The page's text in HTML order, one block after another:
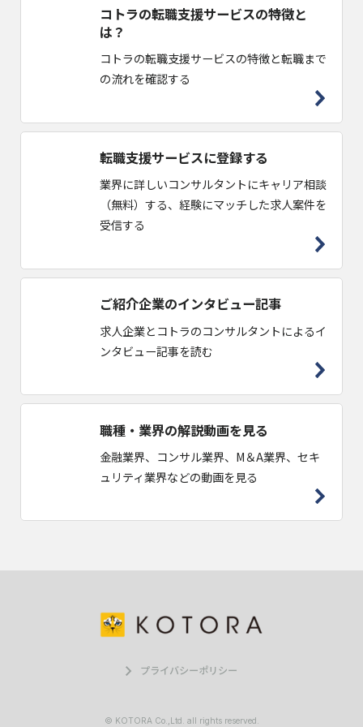
コトラの転職支援サービスの特徴と
は？
コトラの転職支援サービスの特徴と転職まで
の流れを確認する
転職支援サービスに登録する
業界に詳しいコンサルタントにキャリア相談
（無料）する、経験にマッチした求人案件を
受信する
ご紹介企業のインタビュー記事
求人企業とコトラのコンサルタントによるイ
ンタビュー記事を読む
職種・業界の解説動画を見る
金融業界、コンサル業界、M＆A業界、セキ
ュリティ業界などの動画を見る
プライバシーポリシー
© KOTORA Co.,Ltd. all rights reserved.